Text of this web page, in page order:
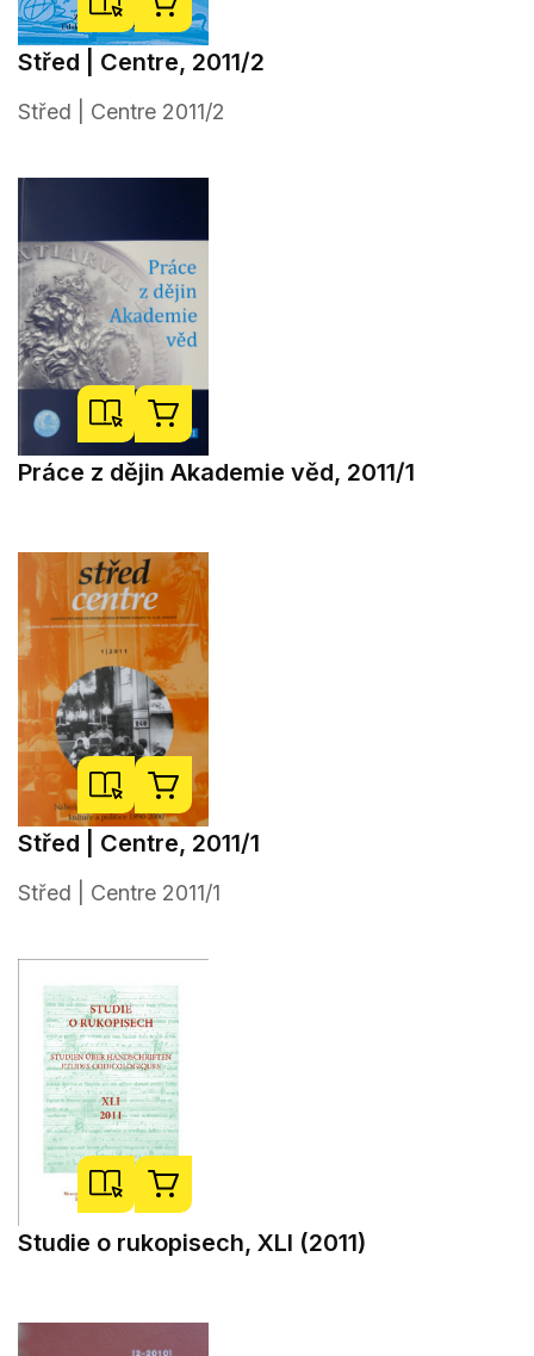
Střed | Centre, 2011/2
Střed | Centre 2011/2
Práce z dějin Akademie věd, 2011/1
Střed | Centre, 2011/1
Střed | Centre 2011/1
Studie o rukopisech, XLI (2011)